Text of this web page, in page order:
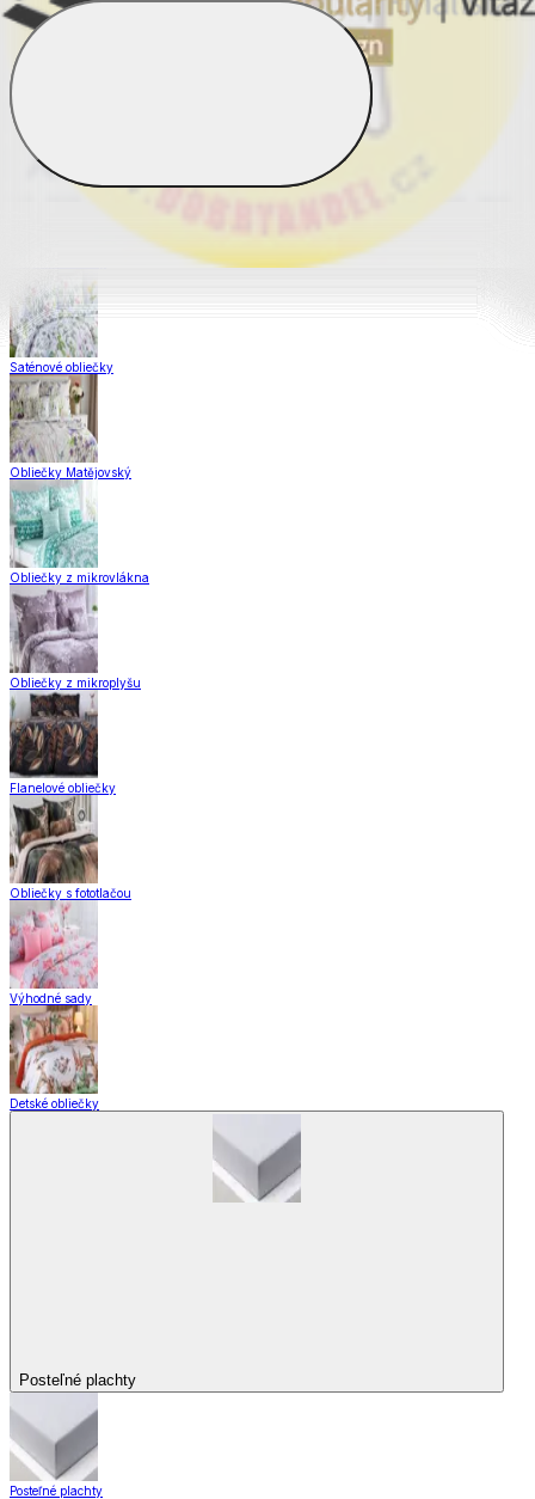
Obliečky Dual Feel®
Obliečky z hladkej bavlny
Saténové obliečky
Obliečky Matějovský
Obliečky z mikrovlákna
Obliečky z mikroplyšu
Flanelové obliečky
Obliečky s fototlačou
Výhodné sady
Detské obliečky
Posteľné plachty
Posteľné plachty